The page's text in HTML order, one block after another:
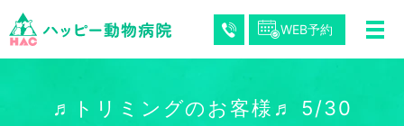
WEB予約
♬トリミングのお客様♬ 5/30